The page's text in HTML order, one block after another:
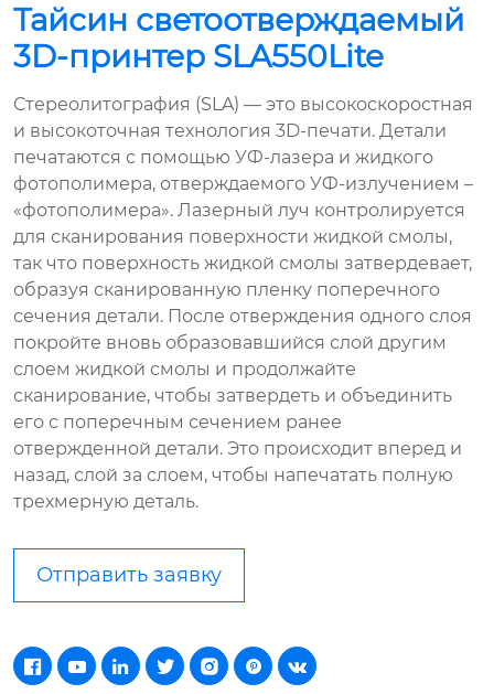
Тайсин светоотверждаемый
3D-принтер SLA550Lite
Стереолитография (SLA) — это высокоскоростная
и высокоточная технология 3D-печати. Детали
печатаются с помощью УФ-лазера и жидкого
фотополимера, отверждаемого УФ-излучением –
«фотополимера». Лазерный луч контролируется
для сканирования поверхности жидкой смолы,
так что поверхность жидкой смолы затвердевает,
образуя сканированную пленку поперечного
сечения детали. После отверждения одного слоя
покройте вновь образовавшийся слой другим
слоем жидкой смолы и продолжайте
сканирование, чтобы затвердеть и объединить
его с поперечным сечением ранее
отвержденной детали. Это происходит вперед и
назад, слой за слоем, чтобы напечатать полную
трехмерную деталь.
Отправить заявку
      